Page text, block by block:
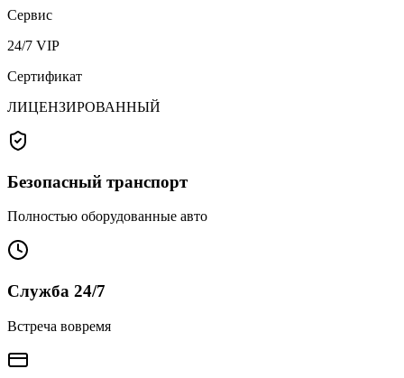
Сервис
24/7 VIP
Сертификат
ЛИЦЕНЗИРОВАННЫЙ
Безопасный транспорт
Полностью оборудованные авто
Служба 24/7
Встреча вовремя